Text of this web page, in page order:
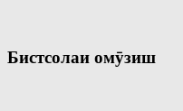
Бистсолаи омӯзиш